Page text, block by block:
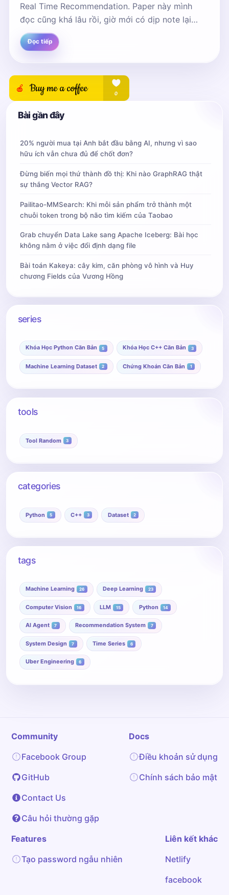
Real Time Recommendation. Paper này mình
đọc cũng khá lâu rồi, giờ mới có dịp note lại
chia sẻ. Các kỹ sư của ByteDance vừa mới
cung...
Đọc tiếp
Bài gần đây
20% người mua tại Anh bắt đầu bằng AI, nhưng vì sao
hữu ích vẫn chưa đủ để chốt đơn?
Đừng biến mọi thứ thành đồ thị: Khi nào GraphRAG thật
sự thắng Vector RAG?
Pailitao-MMSearch: Khi mỗi sản phẩm trở thành một
chuỗi token trong bộ não tìm kiếm của Taobao
Grab chuyển Data Lake sang Apache Iceberg: Bài học
không nằm ở việc đổi định dạng file
Bài toán Kakeya: cây kim, căn phòng vô hình và Huy
chương Fields của Vương Hồng
series
Khóa Học Python Căn Bản 5 Khóa Học C++ Căn Bản 3
Machine Learning Dataset 2 Chứng Khoán Căn Bản 1
tools
Tool Random 3
categories
Python 5 C++ 3 Dataset 2
tags
Machine Learning 26 Deep Learning 23
Computer Vision 16 LLM 15 Python 14
AI Agent 7 Recommendation System 7
System Design 7 Time Series 6
Uber Engineering 6
Community
Facebook Group
GitHub
Contact Us
Câu hỏi thường gặp
Docs
Điều khoản sử dụng
Chính sách bảo mật
Features
Tạo password ngẫu nhiên
Liên kết khác
Netlify
facebook